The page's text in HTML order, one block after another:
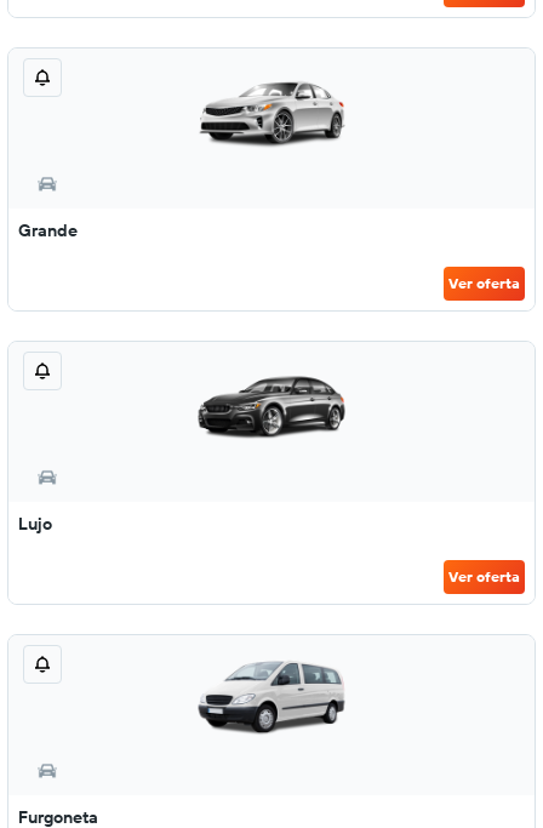
Grande
Ver oferta
Lujo
Ver oferta
Furgoneta